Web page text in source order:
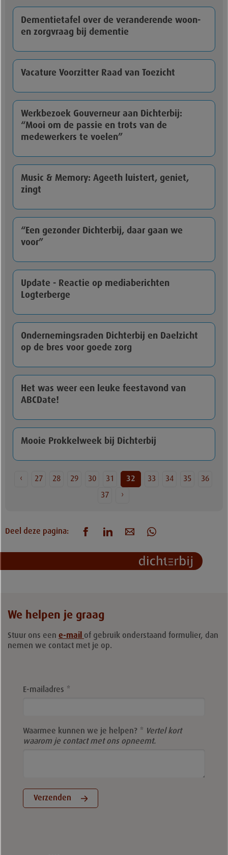
Dementietafel over de veranderende woon-
en zorgvraag bij dementie
Vacature Voorzitter Raad van Toezicht
Werkbezoek Gouverneur aan Dichterbij:
“Mooi om de passie en trots van de
medewerkers te voelen”
Music & Memory: Ageeth luistert, geniet,
zingt
“Een gezonder Dichterbij, daar gaan we
voor”
Update - Reactie op mediaberichten
Logterberge
Ondernemingsraden Dichterbij en Daelzicht
op de bres voor goede zorg
Het was weer een leuke feestavond van
ABCDate!
Mooie Prokkelweek bij Dichterbij
‹ 27 28 29 30 31 32 33 34 35
36
37
›
Deel deze pagina:
We helpen je graag
Stuur ons een e-mail of gebruik onderstaand formulier, dan
nemen we contact met je op.
this
E-mailadres
Waarmee kunnen we je helpen?
Vertel kort
waarom je contact met ons opneemt.
Verzenden